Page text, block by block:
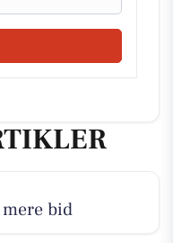
bid